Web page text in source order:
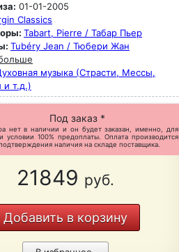
01-01-2005
Classics
Tabart, Pierre / Табар Пьер
Tubéry Jean / Тюбери Жан
музыка (Страсти, Мессы,
и т.д.)
Под заказ *
нет в наличии и он будет заказан, именно, для
условии 100% предоплаты. Оплата производится
наличия на складе поставщика.
21849 руб.
Добавить в корзину